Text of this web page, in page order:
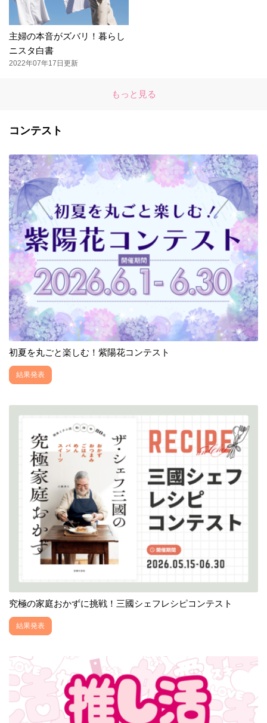
主婦の本音がズバリ！暮らし
ニスタ白書
2022年07年17日更新
もっと見る
コンテスト
初夏を丸ごと楽しむ！紫陽花コンテスト
結果発表
究極の家庭おかずに挑戦！三國シェフレシピコンテスト
結果発表